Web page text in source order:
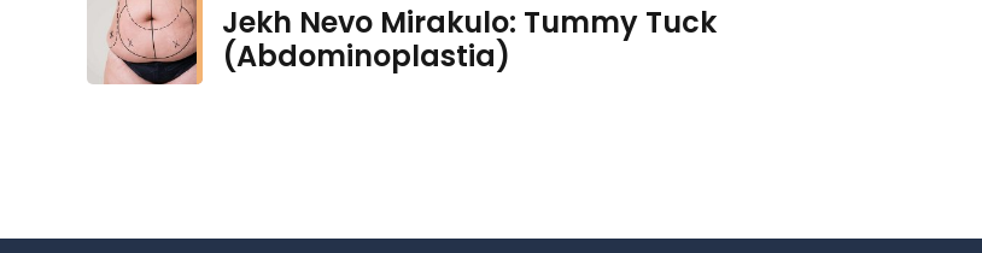
Jekh Nevo Mirakulo: Tummy Tuck
(Abdominoplastia)